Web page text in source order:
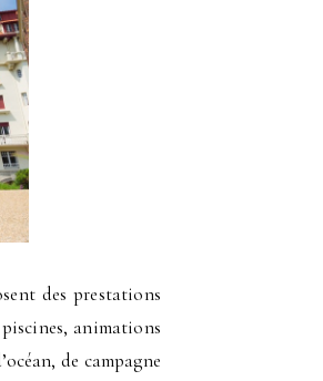
des prestations
animations
de campagne